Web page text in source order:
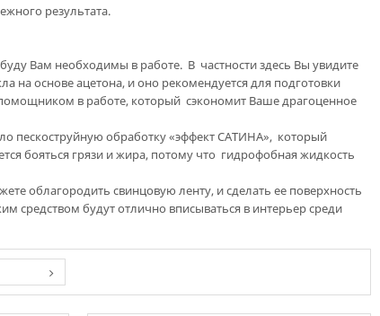
результата.
Вам необходимы в работе. В частности здесь Вы увидите
на основе ацетона, и оно рекомендуется для подготовки
в работе, который сэкономит Ваше драгоценное
пескоструйную обработку «эффект САТИНА», который
бояться грязи и жира, потому что гидрофобная жидкость
облагородить свинцовую ленту, и сделать ее поверхность
средством будут отлично вписываться в интерьер среди